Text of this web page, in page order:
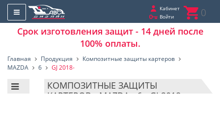
Кабинет
Войти
0
Срок изготовления защит - 14 дней после
100% оплаты.
Главная Продукция
Композитные защиты картеров
MAZDA
6 GJ 2018-
КОМПОЗИТНЫЕ ЗАЩИТЫ
КАРТЕРОВ - MAZDA - 6 - GJ 2018-